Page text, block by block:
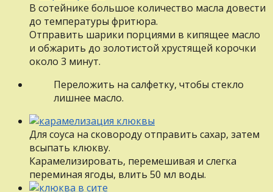
В сотейнике большое количество масла довести
до температуры фритюра.
Отправить шарики порциями в кипящее масло
и обжарить до золотистой хрустящей корочки
около 3 минут.
Переложить на салфетку, чтобы стекло
лишнее масло.
Для соуса на сковороду отправить сахар, затем
всыпать клюкву.
Карамелизировать, перемешивая и слегка
переминая ягоды, влить 50 мл воды.